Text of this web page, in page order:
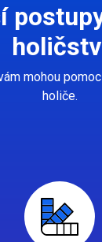
mohou
holiče.